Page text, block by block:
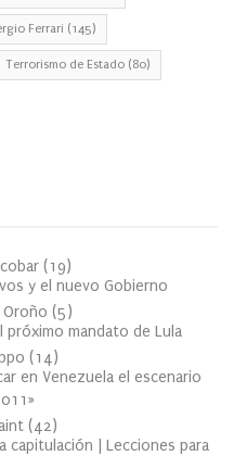
Ferrari (145)
Terrorismo de Estado (80)
(19)
y el nuevo Gobierno
Oroño (5)
próximo mandato de Lula
(14)
en Venezuela el escenario
(42)
capitulación | Lecciones para